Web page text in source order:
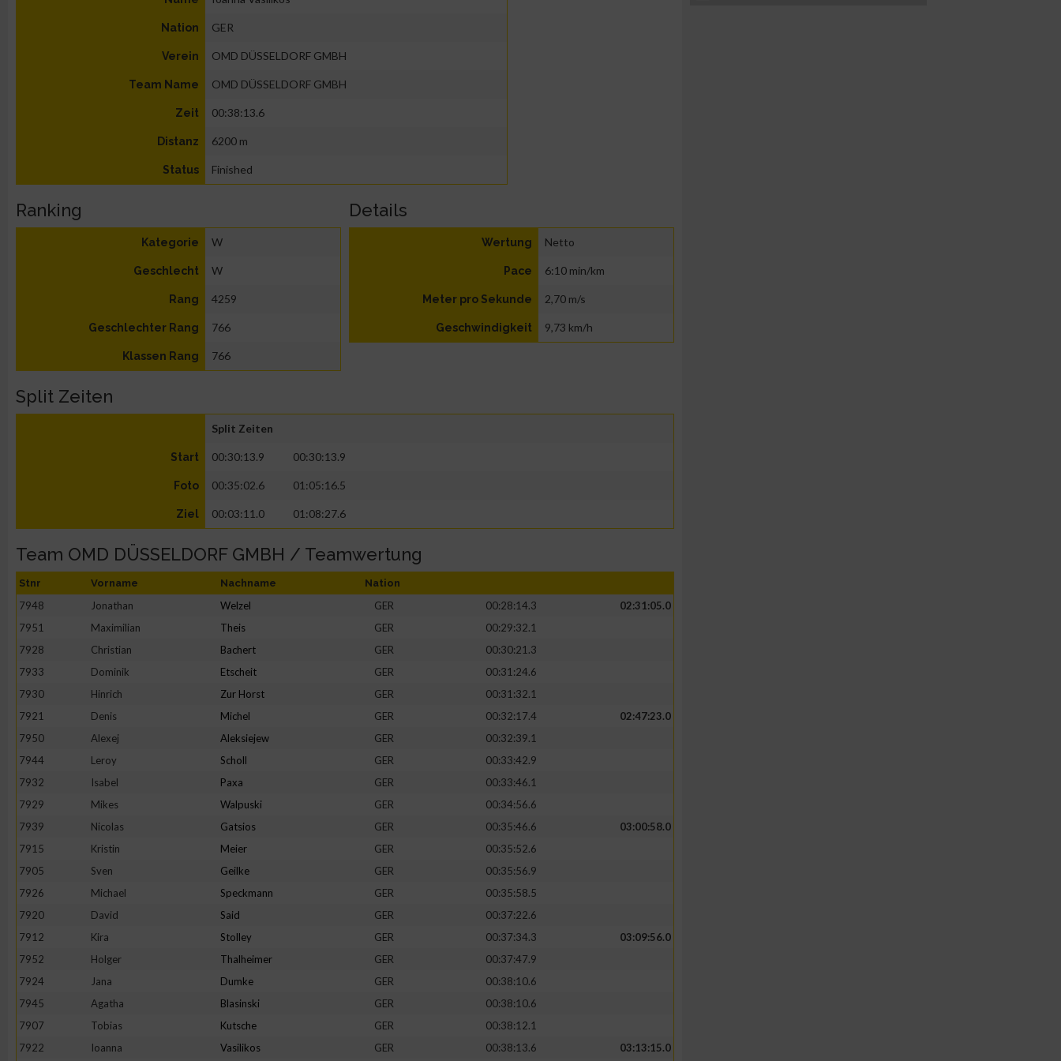
Nation GER
Verein OMD DÜSSELDORF GMBH
Team Name OMD DÜSSELDORF GMBH
Zeit 00:38:13.6
Distanz 6200 m
Status Finished
Ranking
Kategorie W
Geschlecht W
Rang 4259
Geschlechter Rang 766
Klassen Rang 766
Details
Wertung Netto
Pace 6:10 min/km
Meter pro Sekunde 2,70 m/s
Geschwindigkeit 9,73 km/h
Split Zeiten
Split Zeiten
Start 00:30:13.9 00:30:13.9
Foto 00:35:02.6 01:05:16.5
Ziel 00:03:11.0 01:08:27.6
Team OMD DÜSSELDORF GMBH / Teamwertung
Stnr Vorname Nachname Nation
7948 Jonathan Welzel GER 00:28:14.3
02:31:05.0
7951
Maximilian Theis GER
00:29:32.1
7928
Christian Bachert GER
00:30:21.3
7933
Dominik Etscheit GER
00:31:24.6
7930
Hinrich Zur Horst GER
00:31:32.1
7921
Denis Michel GER 00:32:17.4
02:47:23.0
7950
Alexej Aleksiejew GER
00:32:39.1
7944
Leroy Scholl GER
00:33:42.9
7932
Isabel Paxa GER
00:33:46.1
7929
Mikes Walpuski GER
00:34:56.6
7939
Nicolas Gatsios GER 00:35:46.6
03:00:58.0
7915
Kristin Meier GER
00:35:52.6
7905
Sven Geilke GER
00:35:56.9
7926
Michael Speckmann GER
00:35:58.5
7920
David Said GER
00:37:22.6
7912
Kira Stolley GER 00:37:34.3
03:09:56.0
7952
Holger Thalheimer GER
00:37:47.9
7924
Jana Dumke GER
00:38:10.6
7945
Agatha Blasinski GER
00:38:10.6
7907
Tobias Kutsche GER
00:38:12.1
7922
Ioanna Vasilikos GER 00:38:13.6
03:13:15.0